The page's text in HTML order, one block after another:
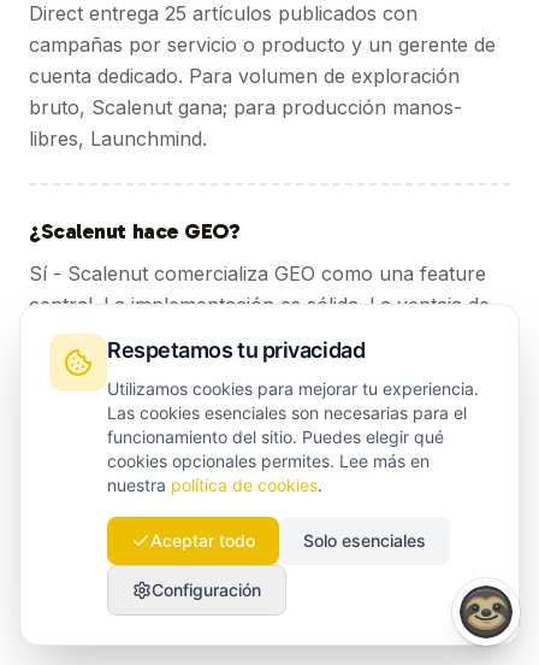
Direct entrega 25 artículos publicados con
campañas por servicio o producto y un gerente de
cuenta dedicado. Para volumen de exploración
bruto, Scalenut gana; para producción manos-
libres, Launchmind.
¿Scalenut hace GEO?
Sí - Scalenut comercializa GEO como una feature
central. La implementación es sólida. La ventaja de
Launchmind está en locales no ingleses y en la
aplicación estructural de patrones de citación en
cada artículo.
¿Cuál es la política de cancelación?
Facturación mensual, cancela cuando quieras.
Pagas una tarifa de configuración única; tu primer
artículo está publicado en 48 horas.
Respetamos tu privacidad
Utilizamos cookies para mejorar tu experiencia.
Las cookies esenciales son necesarias para el
funcionamiento del sitio. Puedes elegir qué
cookies opcionales permites. Lee más en
nuestra política de cookies.
Aceptar todo Solo esenciales
Configuración